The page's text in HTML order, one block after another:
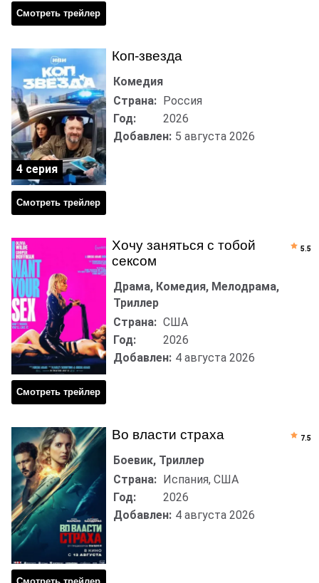
Смотреть трейлер
Коп-звезда
Смотреть трейлер
Комедия
Страна: Россия
Год:
2026
Добавлен: 5 августа 2026
4 серия
Хочу заняться с тобой
сексом
Смотреть трейлер
Драма, Комедия, Мелодрама,
Триллер
Страна: США
Год:
2026
Добавлен: 4 августа 2026
5.5
Во власти страха
Боевик, Триллер
Страна: Испания, США
Год:
2026
Добавлен: 4 августа 2026
7.5